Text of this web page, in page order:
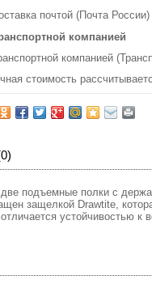
почтой (Почта России)
компанией
компанией
стоимость
подъемные полки с
защелкой Drawtite,
устойчивостью